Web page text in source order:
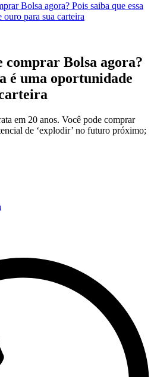
Bolsa agora? Pois saiba que essa
para sua carteira
comprar Bolsa agora?
é uma oportunidade
em 20 anos. Você pode comprar
de ‘explodir’ no futuro próximo;